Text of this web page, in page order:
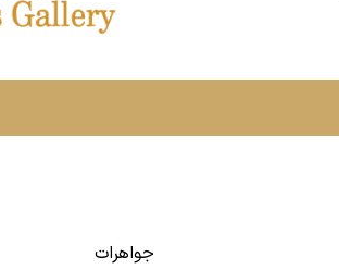
جواهرات